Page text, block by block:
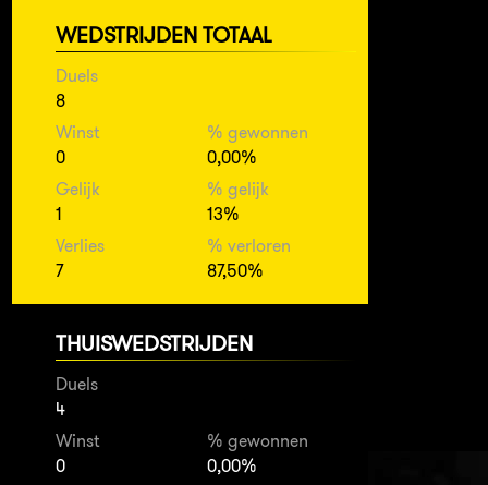
WEDSTRIJDEN TOTAAL
Duels
8
Winst
0
% gewonnen
0,00%
Gelijk
1
% gelijk
13%
Verlies
7
% verloren
87,50%
THUISWEDSTRIJDEN
Duels
4
Winst
0
% gewonnen
0,00%